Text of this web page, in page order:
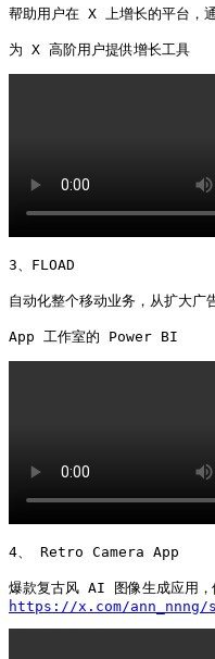
帮助用户在 X 上增长的平台，
3、FLOAD
自动化整个移动业务，从扩大广
4、 Retro Camera App
https://x.com/ann_nnng/